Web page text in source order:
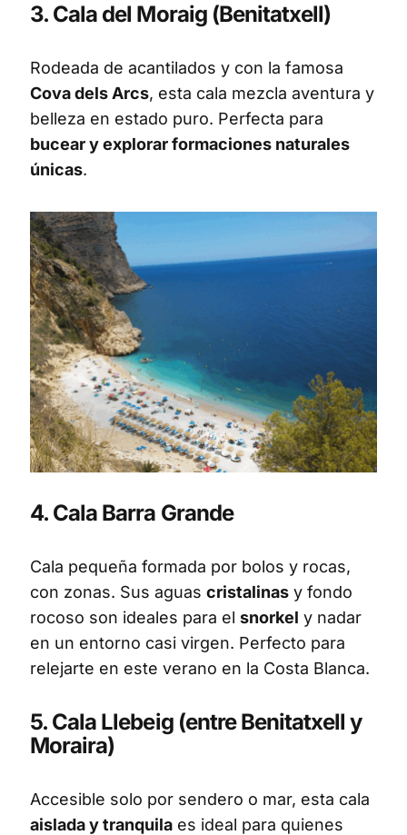
3. Cala del Moraig (Benitatxell)
Rodeada de acantilados y con la famosa
Cova dels Arcs, esta cala mezcla aventura y
belleza en estado puro. Perfecta para
bucear y explorar formaciones naturales
únicas.
4. Cala Barra Grande
Cala pequeña formada por bolos y rocas,
con zonas. Sus aguas cristalinas y fondo
rocoso son ideales para el snorkel y nadar
en un entorno casi virgen. Perfecto para
relejarte en este verano en la Costa Blanca.
5. Cala Llebeig (entre Benitatxell y
Moraira)
Accesible solo por sendero o mar, esta cala
aislada y tranquila es ideal para quienes